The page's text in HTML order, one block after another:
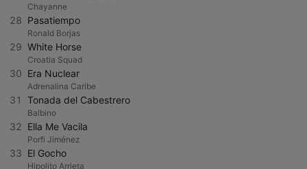
Chayanne
28 Pasatiempo
Ronald Borjas
29 White Horse
Croatia Squad
30 Era Nuclear
Adrenalina Caribe
31 Tonada del Cabestrero
Balbino
32 Ella Me Vacila
Porfi Jiménez
33 El Gocho
Hipolito Arrieta